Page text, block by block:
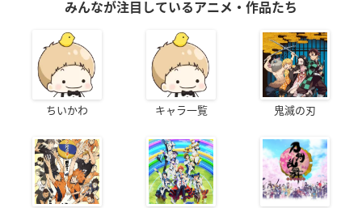
みんなが注目しているアニメ・作品たち
ちいかわ キャラ一覧 鬼滅の刃